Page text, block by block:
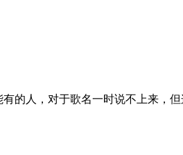
的人，对于歌名一时说不上来，